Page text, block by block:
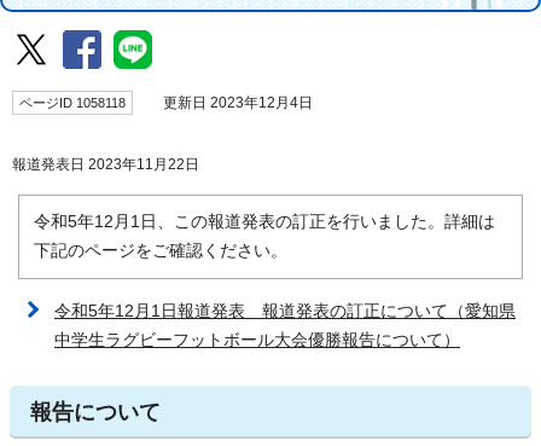
ページID 1058118 更新日 2023年12月4日
報道発表日 2023年11月22日
令和5年12月1日、この報道発表の訂正を行いました。詳細は
下記のページをご確認ください。
令和5年12月1日報道発表 報道発表の訂正について（愛知県
中学生ラグビーフットボール大会優勝報告について）
報告について